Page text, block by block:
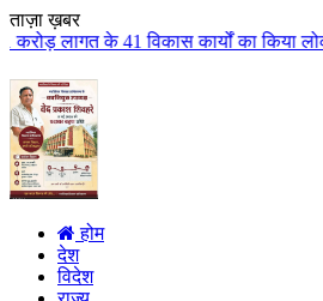
ताज़ा ख़बर
का किया लोकार्पण एवं भूमिपूजन
होम
देश
विदेश